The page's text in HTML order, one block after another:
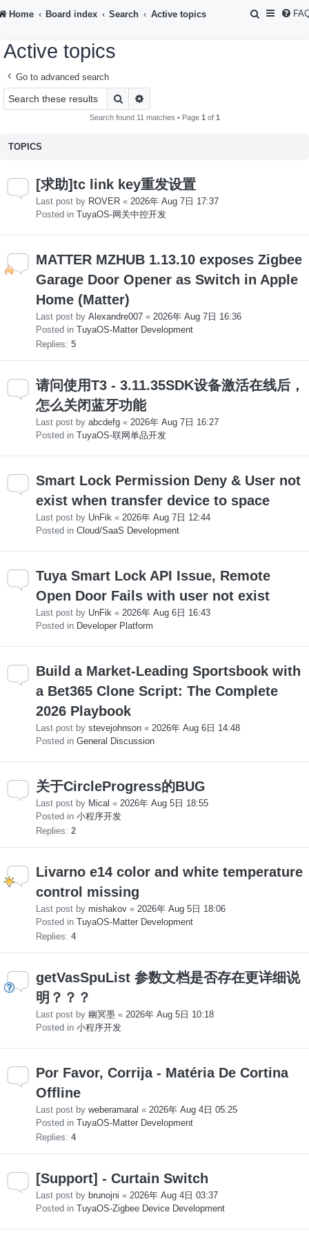
Home Board index Search Active topics
S
Active topics
Go to advanced search
Search
Search found 11 matches • Page 1 of 1
TOPICS
[求助]tc link key重发设置
Last post by ROVER « 2026年 Aug 7日 17:37
Posted in TuyaOS-网关中控开发
MATTER MZHUB 1.13.10 exposes Zigbee
Garage Door Opener as Switch in Apple
Home (Matter)
Last post by Alexandre007 « 2026年 Aug 7日 16:36
Posted in TuyaOS-Matter Development
Replies: 5
请问使用T3 - 3.11.35SDK设备激活在线后，
怎么关闭蓝牙功能
Last post by abcdefg « 2026年 Aug 7日 16:27
Posted in TuyaOS-联网单品开发
Smart Lock Permission Deny & User not
exist when transfer device to space
Last post by UnFik « 2026年 Aug 7日 12:44
Posted in Cloud/SaaS Development
Tuya Smart Lock API Issue, Remote
Open Door Fails with user not exist
Last post by UnFik « 2026年 Aug 6日 16:43
Posted in Developer Platform
Build a Market-Leading Sportsbook with
a Bet365 Clone Script: The Complete
2026 Playbook
Last post by stevejohnson « 2026年 Aug 6日 14:48
Posted in General Discussion
关于CircleProgress的BUG
Last post by Mical « 2026年 Aug 5日 18:55
Posted in 小程序开发
Replies: 2
Livarno e14 color and white temperature
control missing
Last post by mishakov « 2026年 Aug 5日 18:06
Posted in TuyaOS-Matter Development
Replies: 4
getVasSpuList 参数文档是否存在更详细说
明？？？
Last post by 幽冥墨 « 2026年 Aug 5日 10:18
Posted in 小程序开发
Por Favor, Corrija - Matéria De Cortina
Offline
Last post by weberamaral « 2026年 Aug 4日 05:25
Posted in TuyaOS-Matter Development
Replies: 4
[Support] - Curtain Switch
Last post by brunojni « 2026年 Aug 4日 03:37
Posted in TuyaOS-Zigbee Device Development